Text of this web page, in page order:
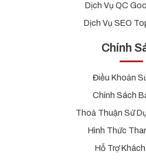
Dịch Vụ QC
Dịch Vụ SEO
Chính
Điều Khoản
Chính Sách
Thoả Thuận Sử
Hình Thức
Hỗ Trợ